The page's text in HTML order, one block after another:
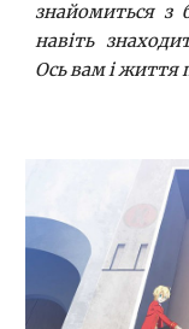
знайомиться з
навіть
Ось вам і життя